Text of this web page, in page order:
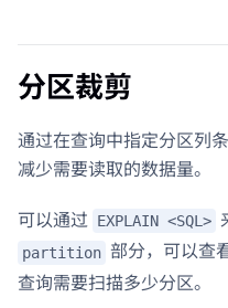
分区裁剪
通过在查询中指定分区列
减少需要读取的数据量。
可以通过
EXPLAIN <SQL>
partition 部分，可以查
查询需要扫描多少分区。